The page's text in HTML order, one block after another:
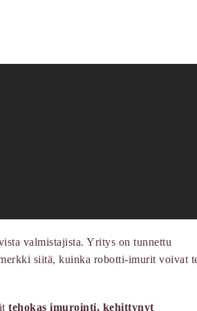
valmistajista. Yritys on tunnettu
siitä, kuinka robotti-imurit voivat
tehokas imurointi, kehittynyt